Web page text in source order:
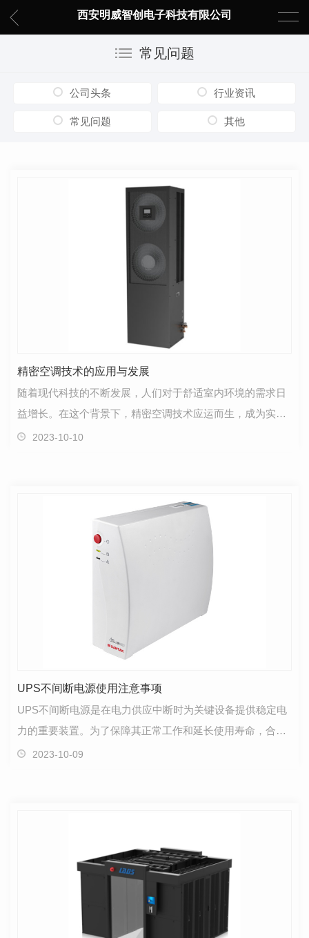
西安明威智创电子科技有限公司
常见问题
公司头条 行业资讯
常见问题 其他
精密空调技术的应用与发展
随着现代科技的不断发展，人们对于舒适室内环境的需求日
益增长。在这个背景下，精密空调技术应运而生，成为实现
舒适室内气候控制的重要工具。本文将探讨精密空调技…
2023-10-10
UPS不间断电源使用注意事项
UPS不间断电源是在电力供应中断时为关键设备提供稳定电
力的重要装置。为了保障其正常工作和延长使用寿命，合理
使用和维护UPS不间断电源至关重要。本文将介绍UPS不…
2023-10-09